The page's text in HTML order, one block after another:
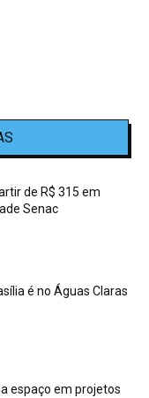
de R$ 315 em
Senac
é no Águas Claras
espaço em projetos